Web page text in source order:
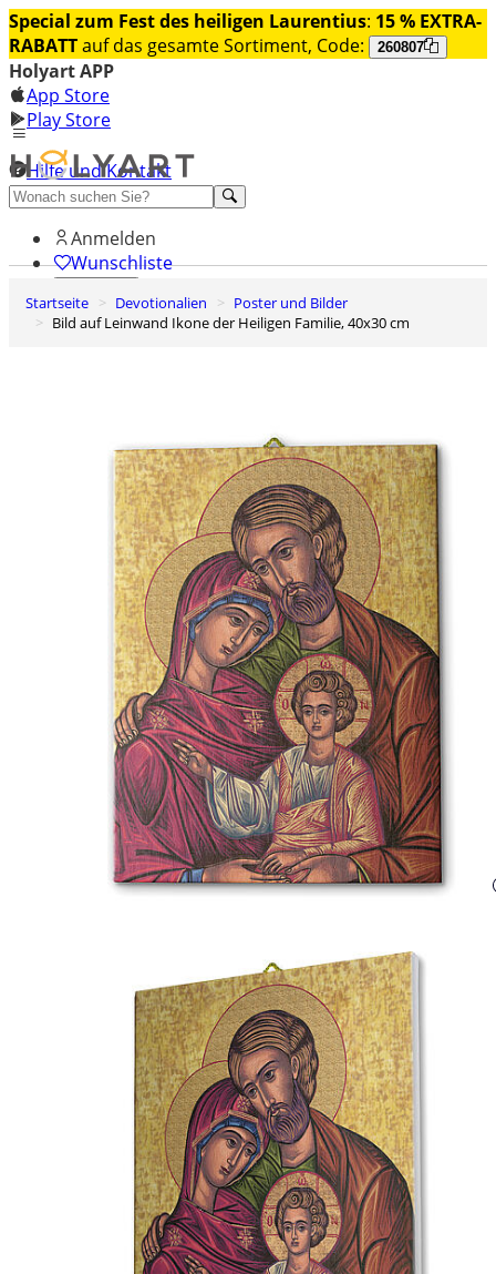
Special zum Fest des heiligen Laurentius: 15 % EXTRA-
RABATTauf das gesamte Sortiment, Code: 260807
Holyart APP
App Store
Play Store
Hilfe und Kontakt
Entdecken Sie Premium
Anmelden
Wunschliste
0
Warenkorb
Startseite Devotionalien
Poster und Bilder
Bild auf Leinwand Ikone der Heiligen Familie, 40x30 cm